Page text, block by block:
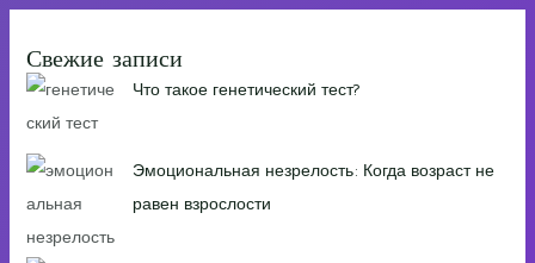
Свежие записи
Что такое генетический тест?
Эмоциональная незрелость: Когда возраст не
равен взрослости